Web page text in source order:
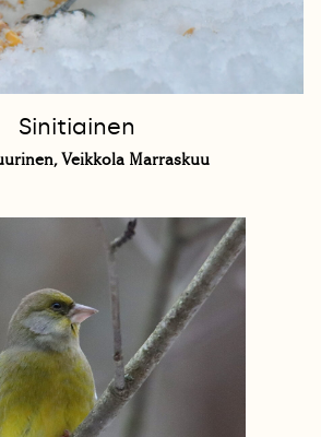
Sinitiainen
Veikkola Marraskuu